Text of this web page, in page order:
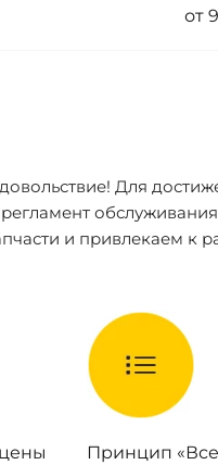
от
Для
и привлекаем к
Принцип «Все